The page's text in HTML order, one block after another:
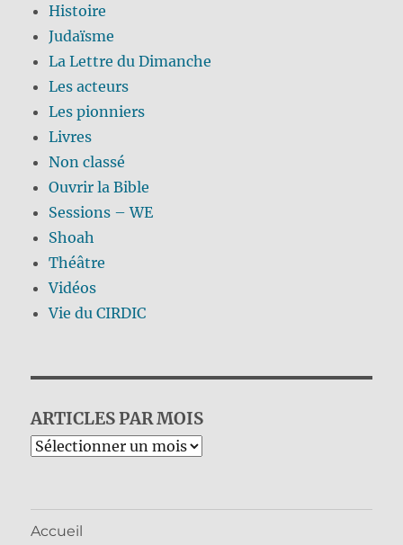
Histoire
Judaïsme
La Lettre du Dimanche
Les acteurs
Les pionniers
Livres
Non classé
Ouvrir la Bible
Sessions – WE
Shoah
Théâtre
Vidéos
Vie du CIRDIC
ARTICLES PAR MOIS
Archives
Accueil